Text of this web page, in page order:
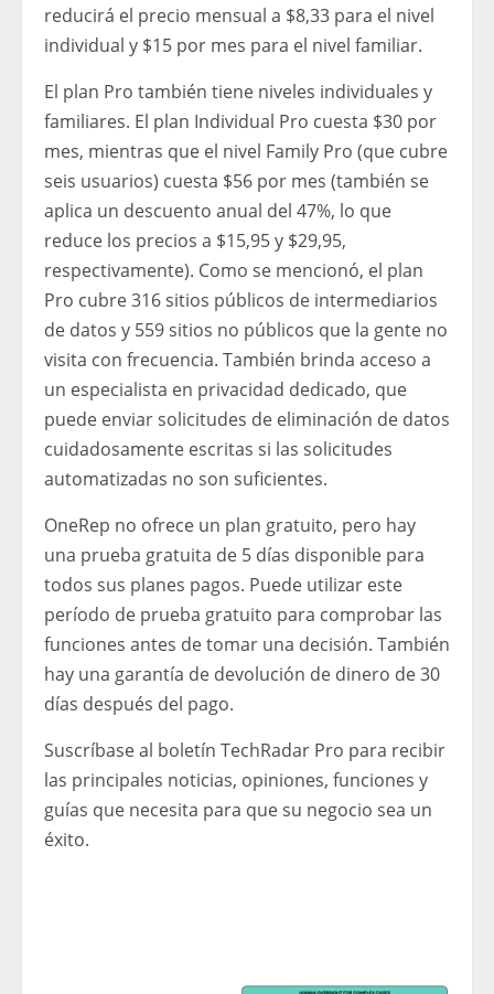
reducirá el precio mensual a $8,33 para el nivel
individual y $15 por mes para el nivel familiar.
El plan Pro también tiene niveles individuales y
familiares. El plan Individual Pro cuesta $30 por
mes, mientras que el nivel Family Pro (que cubre
seis usuarios) cuesta $56 por mes (también se
aplica un descuento anual del 47%, lo que
reduce los precios a $15,95 y $29,95,
respectivamente). Como se mencionó, el plan
Pro cubre 316 sitios públicos de intermediarios
de datos y 559 sitios no públicos que la gente no
visita con frecuencia. También brinda acceso a
un especialista en privacidad dedicado, que
puede enviar solicitudes de eliminación de datos
cuidadosamente escritas si las solicitudes
automatizadas no son suficientes.
OneRep no ofrece un plan gratuito, pero hay
una prueba gratuita de 5 días disponible para
todos sus planes pagos. Puede utilizar este
período de prueba gratuito para comprobar las
funciones antes de tomar una decisión. También
hay una garantía de devolución de dinero de 30
días después del pago.
Suscríbase al boletín TechRadar Pro para recibir
las principales noticias, opiniones, funciones y
guías que necesita para que su negocio sea un
éxito.